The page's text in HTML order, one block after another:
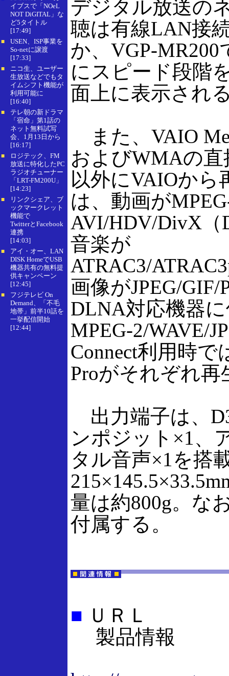
イブスで「NOeL
NOT DiGITAL」な
ど5タイトル
[17:49]
■
USEN、ISP事業を
So-netに譲渡
[17:33]
■
ニコ生、ユーザー
生放送などでもタ
イムシフト機能が
利用可能に
[16:40]
■
テレ朝の新ドラマ
「宿命」第1話の
ネット無料試写
会、1月13日から
[16:17]
■
ロジテック、FM
放送に特化したPC
ラジオチューナー
「LRT-FM200U」
[14:23]
■
リンクシェア、ブ
ックマークレット
機能で
TwitterとFacebook
連携
[14:03]
■
アイ・オー、LAN
DISK HomeでUSB
機器共有の無料提
供キャンペーン
[12:45]
■
フジテレビ On
Demand、「不毛
地帯」前半10話を
一挙配信開始
[12:44]
デジタル放送の
聴は有線LAN接
か、VGP-
にスピード段階
面上に表示され
また、VAIO
およびWMAの
以外にVAIOから
は、動画が
AVI/HDV/DivX（
音楽が
ATRAC3/
画像がJPEG/
DLNA対応機器
MPEG-2/WAVE/
Connect利用時
Proがそれぞれ再
出力端子は、
ンポジット×1、
タル音声×1を搭
量は約800g。な
付属する。
■ ＵＲＬ
製品情報